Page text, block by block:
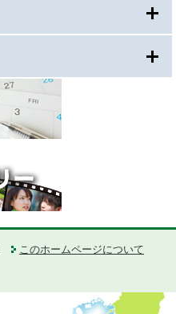
このホームページについて